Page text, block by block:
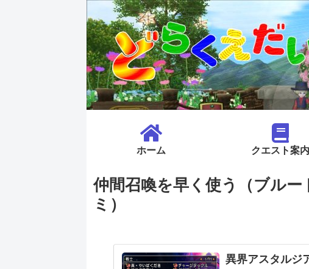
ホーム クエスト案内
仲間召喚を早く使う（ブル
ミ）
異界アスタルジ